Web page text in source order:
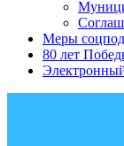
Меры
80 лет